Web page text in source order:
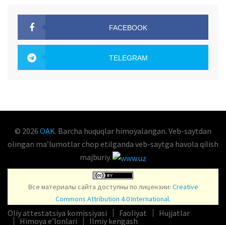
FACEBOOK
TELEGRAM
© 2026 OAK. Barcha huquqlar himoyalangan. Veb-saytdan
olingan maʼlumotlar chop etilganda veb-saytga havola qilish
majburiy.
Все материалы сайта доступны по лицензии: Creative
Commons Attribution 4.0 International.
Oliy attestatsiya komissiyasi Faoliyat
Hujjatlar
Himoya e’lonlari
Ilmiy kengash